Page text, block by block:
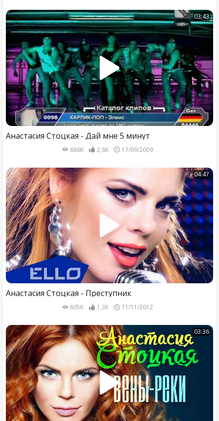
03:43
Анастасия Стоцкая - Дай мне 5 минут
686K 2,6K 17/09/2009
04:47
Анастасия Стоцкая - Преступник
605K 1,3K 11/11/2012
03:36